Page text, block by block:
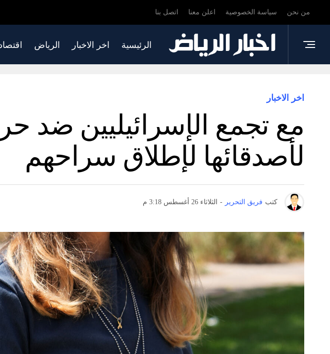
من نحن سياسة الخصوصية اعلن معنا اتصل بنا
الرئيسية اخر الاخبار الرياض
اخر الاخبار
مع تجمع الإسرائيليين ضد
لأصدقائها لإطلاق سراحهم
كتب فريق التحرير - الثلاثاء 26 أغسطس 3:18 م